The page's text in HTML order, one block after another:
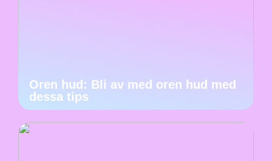
Oren hud: Bli av med oren hud med
dessa tips